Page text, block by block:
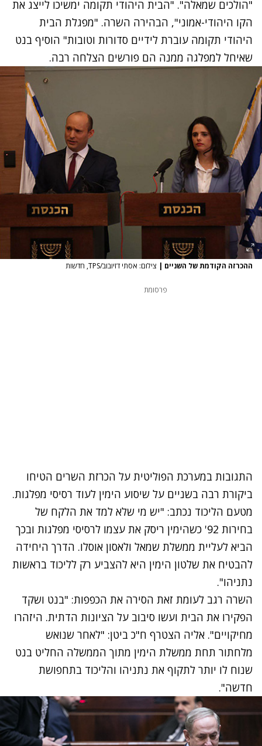
"הולכים שמאלה". "הבית היהודי תקומה ימשיכו לייצג את
הקו היהודי-אמוני", הבהירה השרה. "מפגלת הבית
היהודי תקומה עוברת לידיים סדורות וטובות" הוסיף בנט
שאיחל למפלגה ממנה הם פורשים הצלחה רבה.
ההכרזה הקודמת של השניים | צילום: אסתי דזיובוב/TPS, חדשות
פרסומת
התגובות במערכת הפוליטית על הכרזת השרים הטיחו
ביקורת רבה בשניים על שיסוע הימין לעוד רסיסי מפלגות.
מטעם הליכוד נכתב: "יש מי שלא למד את הלקח של
בחירות 92' כשהימין ריסק את עצמו לרסיסי מפלגות ובכך
הביא לעליית ממשלת שמאל ולאסון אוסלו. הדרך היחידה
להבטיח את שלטון הימין היא להצביע רק לליכוד בראשות
נתניהו".
השרה רגב לעומת זאת הסירה את הכפפות: "בנט ושקד
הפקירו את הבית ועשו סיבוב על הציונות הדתית. היזהרו
מחיקויים". אליה הצטרף ח"כ ביטן: "לאחר שנואש
מלחתור תחת ממשלת הימין מתוך הממשלה החליט בנט
שנוח לו יותר לתקוף את נתניהו והליכוד בתחפושת
חדשה".